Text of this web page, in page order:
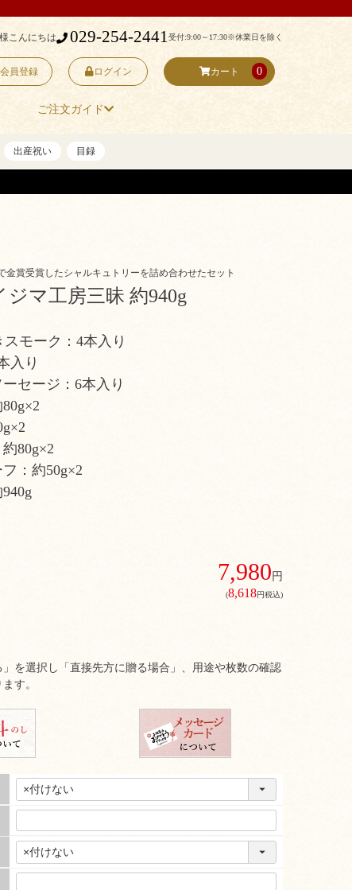
こんにちは 029-254-2441受付:9:00～17:30※休業日を除く
会員登録 ログイン カート 0
ご注文ガイド
出産祝い 目録
金賞受賞したシャルキュトリーを詰め合わせたセット
ジマ工房三昧 約940g
スモーク：4本入り
入り
セージ：6本入り
80g×2
：約50g×2
7,980 円
(8,618円税込)
を選択し「直接先方に贈る場合」、用途や枚数の確認
す。